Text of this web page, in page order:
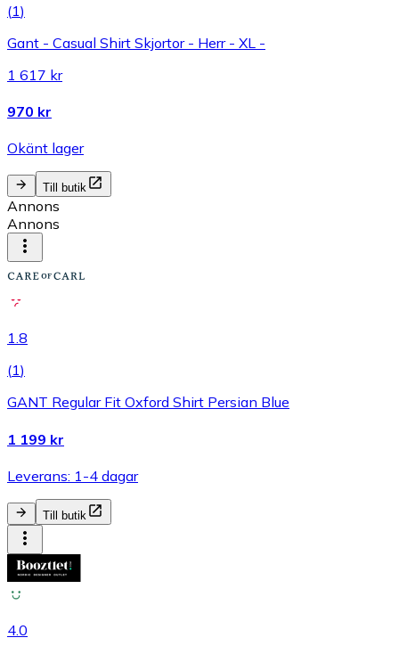
(1)
Gant - Casual Shirt Skjortor - Herr - XL -
1 617 kr
970 kr
Okänt lager
Till butik
Annons
Annons
1.8
(1)
GANT Regular Fit Oxford Shirt Persian Blue
1 199 kr
Leverans: 1-4 dagar
Till butik
4.0